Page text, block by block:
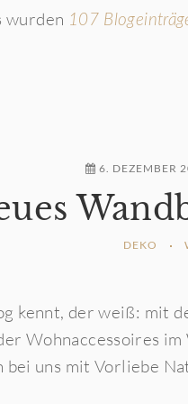
wurden 107
6. DEZEMBER
DEKO
kennt, der weiß: mit
Wohnaccessoires
bei uns mit Vorliebe